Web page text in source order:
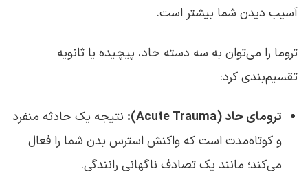
آسیب دیدن شما بیشتر است.
تروما را می‌توان به سه دسته حاد، پیچیده یا ثانویه
تقسیم‌بندی کرد:
ترومای حاد (Acute Trauma):
نتیجه یک حادثه منفرد
و کوتاه‌مدت است که واکنش استرس بدن شما را فعال
می‌کند؛ مانند یک تصادف ناگهانی رانندگی.